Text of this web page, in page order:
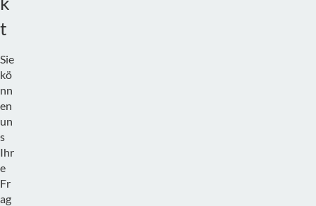
t
Sie
kö
nn
en
un
s
Ihr
e
Fr
ag